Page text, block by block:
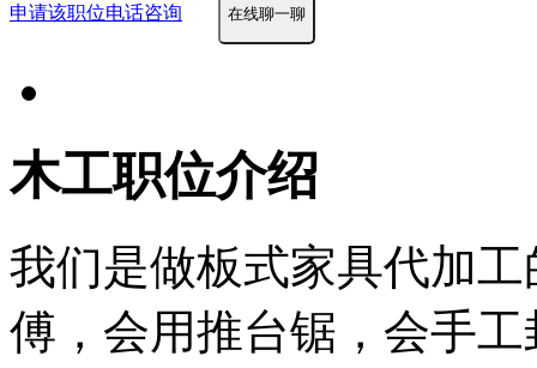
申请该职位电话咨询 在线聊一聊
木工职位介绍
我们是做板式家具代加
傅，会用推台锯，会手